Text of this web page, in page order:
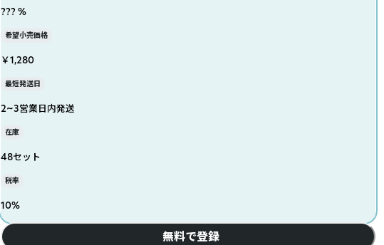
??? %
希望小売価格
￥1,280
最短発送日
2~3営業日内発送
在庫
48セット
税率
10%
無料で登録